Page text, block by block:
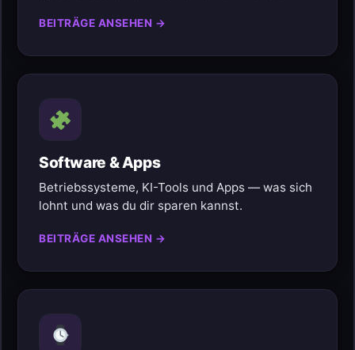
BEITRÄGE ANSEHEN →
Software & Apps
Betriebssysteme, KI-Tools und Apps — was sich
lohnt und was du dir sparen kannst.
BEITRÄGE ANSEHEN →